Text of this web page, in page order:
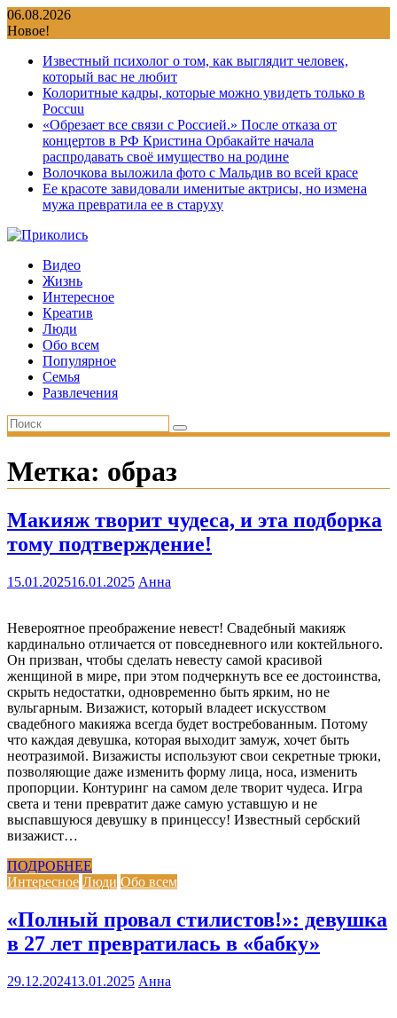
Перейти
к
06.08.2026
Новое!
Известный психолог о том, как выглядит человек,
который вас не любит
Колоритные кадры, которые можно увидеть только в
Россuu
«Обрезает все связи с Россией.» После отказа от
концертов в РФ Кристина Орбакайте начала
распродавать своё имущество на родине
Волочкова выложила фото с Мальдив во всей красе
Ее красоте завидовали именитые актрисы, но измена
мужа превратила ее в старуху
Видео
Жизнь
Интересное
Креатив
Люди
Обо всем
Популярное
Семья
Развлечения
Метка: образ
Макияж творит чудеса, и эта подборка
тому подтверждение!
15.01.202516.01.2025 Анна
Невероятное преображение невест! Свадебный макияж
кардинально отличается от повседневного или коктейльного.
Он призван, чтобы сделать невесту самой красивой
женщиной в мире, при этом подчеркнуть все ее достоинства,
скрыть недостатки, одновременно быть ярким, но не
вульгарным. Визажист, который владеет искусством
свадебного макияжа всегда будет востребованным. Потому
что каждая девушка, которая выходит замуж, хочет быть
неотразимой. Визажисты используют свои секретные трюки,
позволяющие даже изменить форму лица, носа, изменить
пропорции. Контуринг на самом деле творит чудеса. Игра
света и тени превратит даже самую уставшую и не
выспавшуюся девушку в принцессу! Известный сербский
визажист…
ПОДРОБНЕЕ
Интересное Люди Обо всем
«Полный провал стилистов!»: девушка
в 27 лет превратилась в «бабку»
29.12.202413.01.2025 Анна